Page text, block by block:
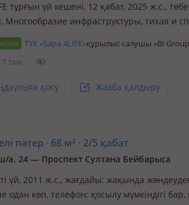
тұрғын үй кешені, 12 қабат, 2025 ж.с.,
Многообразие инфраструктуры, тихая и
простора, надежность, качество,
– все это формирует самодостаточную
ТҮК «Sapa.4LIFE»құрылыс салушы «BI
7 там.
қосу Жазба қалдыру
пәтер · 68 м² · 2/5 қабат
а. 24 — Проспект Султана Бейбарыса
үй, 2011 ж.с., жағдайы: жақында
одан көп, телефон: қосылу мүмкіндігі